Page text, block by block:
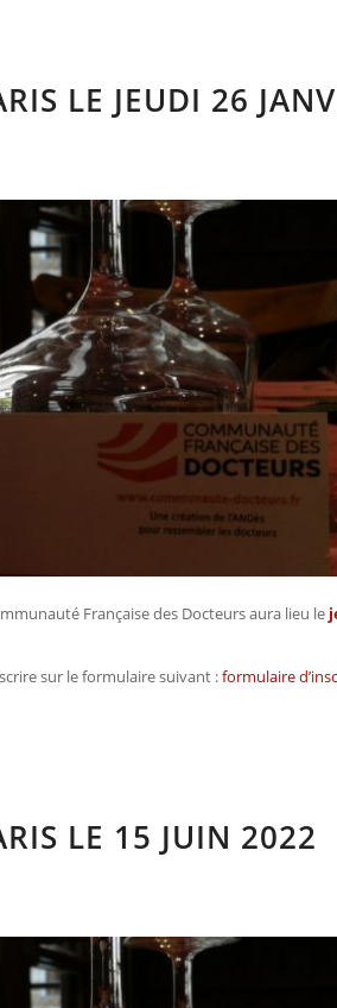
LE JEUDI 26
Française des Docteurs aura lieu le
sur le formulaire suivant :formulaire
LE 15 JUIN 2022